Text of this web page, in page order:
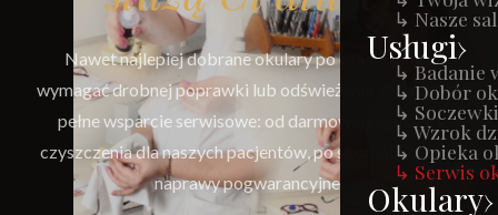
↳ Nasze
Usługi
↳ Badanie
↳ Dobór
↳
↳ Wzrok
↳ Opieka
↳ Serwis
Okulary
Nawet najlepiej dobrane okulary po czasie mogą
wymagać drobnej poprawki lub odświeżenia. Oferujemy
pełne wsparcie serwisowe: od darmowej regulacji i
czyszczenia dla naszych pacjentów, po skomplikowane
naprawy pogwarancyjne.